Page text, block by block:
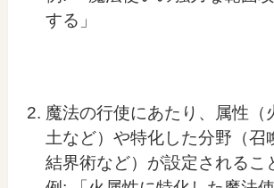
する」
魔法の行使にあたり、属性（
土など）や特化した分野（召
結界術など）が設定されるこ